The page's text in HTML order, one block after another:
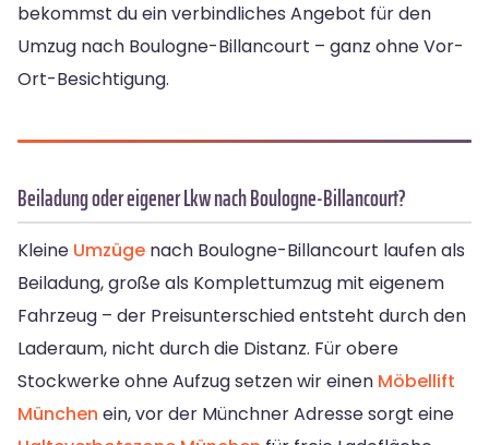
bekommst du ein verbindliches Angebot für den
Umzug nach Boulogne-Billancourt – ganz ohne Vor-
Ort-Besichtigung.
Beiladung oder eigener Lkw nach Boulogne-Billancourt?
Kleine Umzüge nach Boulogne-Billancourt laufen als
Beiladung, große als Komplettumzug mit eigenem
Fahrzeug – der Preisunterschied entsteht durch den
Laderaum, nicht durch die Distanz. Für obere
Stockwerke ohne Aufzug setzen wir einen Möbellift
München ein, vor der Münchner Adresse sorgt eine